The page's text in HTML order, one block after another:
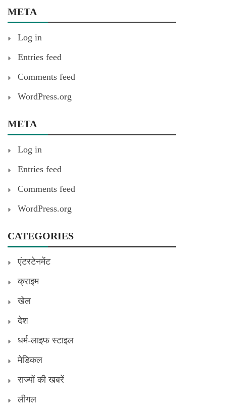
META
Log in
Entries feed
Comments feed
WordPress.org
META
Log in
Entries feed
Comments feed
WordPress.org
CATEGORIES
एंटरटेनमेंट
क्राइम
खेल
देश
धर्म-लाइफ स्टाइल
मेडिकल
राज्यों की खबरें
लीगल